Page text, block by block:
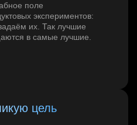
поле
экспериментов:
их. Так лучшие
в самые лучшие.
цель